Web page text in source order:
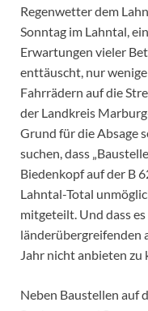
Regenwetter dem
Sonntag im Lahntal,
Erwartungen vieler
enttäuscht, nur
Fahrrädern auf die
der Landkreis
Grund für die Absage
suchen, dass
Biedenkopf auf der B
Lahntal-Total
mitgeteilt. Und dass es
länderübergreifenden
Jahr nicht anbieten zu
Neben Baustellen auf